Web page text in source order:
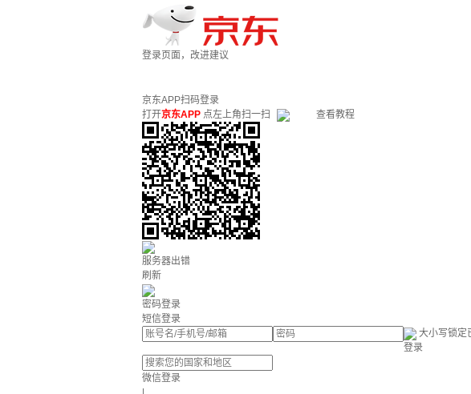
登录页面，改进建议
京东APP扫码登录
打开京东APP 点左上角扫一扫 查看教程
服务器出错
刷新
密码登录
短信登录
大小写锁定
登录
微信登录